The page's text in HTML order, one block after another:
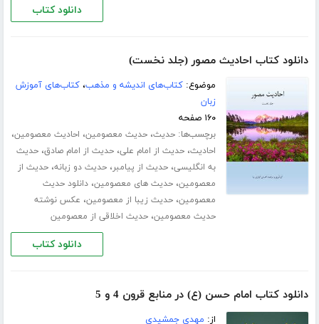
دانلود کتاب
دانلود کتاب احادیث مصور (جلد نخست)
موضوع:کتاب‌های اندیشه و مذهب،کتاب‌های آموزش
زبان
۱۶۰ صفحه
برچسب‌ها:حدیث،حدیث معصومین، احادیث معصومین،
احادیث،حدیث از امام علی،حدیث از امام صادق،حدیث
به انگلیسی،حدیث از پیامبر،حدیث دو زبانه،حدیث از
معصومین،حدیث های معصومین،دانلود حدیث
معصومین،حدیث زیبا از معصومین، عکس نوشته
حدیث معصومین،حدیث اخلاقی از معصومین
دانلود کتاب
دانلود کتاب امام حسن (ع) در منابع قرون 4 و 5
از: مهدی جمشیدی